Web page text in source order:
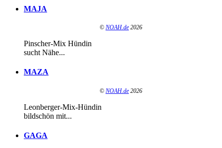
MAJA
© NOAH.de 2026
Pinscher-Mix Hündin
sucht Nähe...
MAZA
© NOAH.de 2026
Leonberger-Mix-Hündin
bildschön mit...
GAGA